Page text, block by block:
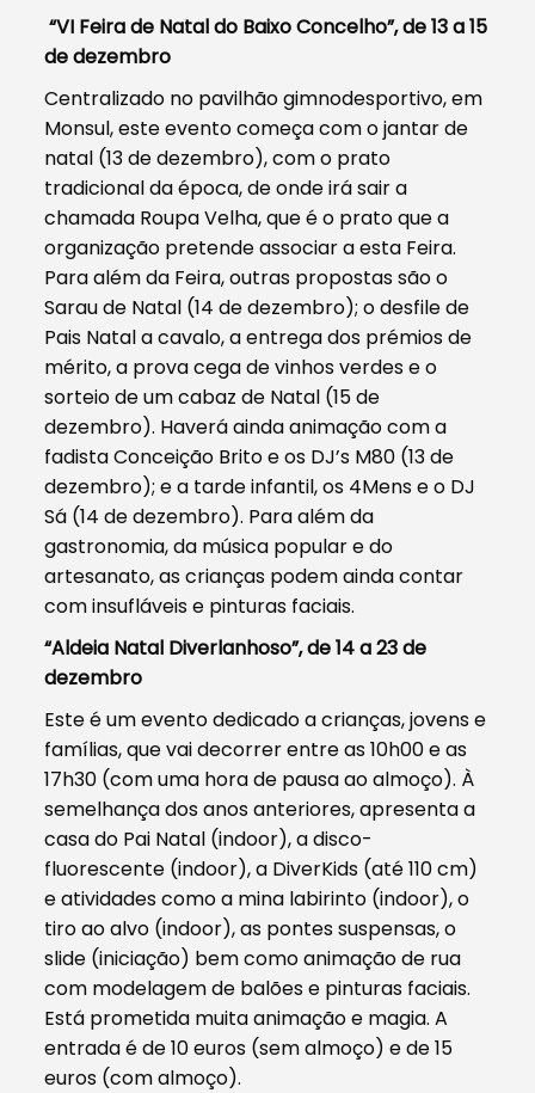
“VI Feira de Natal do Baixo Concelho”, de 13 a 15
de dezembro
Centralizado no pavilhão gimnodesportivo, em
Monsul, este evento começa com o jantar de
natal (13 de dezembro), com o prato
tradicional da época, de onde irá sair a
chamada Roupa Velha, que é o prato que a
organização pretende associar a esta Feira.
Para além da Feira, outras propostas são o
Sarau de Natal (14 de dezembro); o desfile de
Pais Natal a cavalo, a entrega dos prémios de
mérito, a prova cega de vinhos verdes e o
sorteio de um cabaz de Natal (15 de
dezembro). Haverá ainda animação com a
fadista Conceição Brito e os DJ’s M80 (13 de
dezembro); e a tarde infantil, os 4Mens e o DJ
Sá (14 de dezembro). Para além da
gastronomia, da música popular e do
artesanato, as crianças podem ainda contar
com insufláveis e pinturas faciais.
“Aldeia Natal Diverlanhoso”, de 14 a 23 de
dezembro
Este é um evento dedicado a crianças, jovens e
famílias, que vai decorrer entre as 10h00 e as
17h30 (com uma hora de pausa ao almoço). À
semelhança dos anos anteriores, apresenta a
casa do Pai Natal (indoor), a disco-
fluorescente (indoor), a DiverKids (até 110 cm)
e atividades como a mina labirinto (indoor), o
tiro ao alvo (indoor), as pontes suspensas, o
slide (iniciação) bem como animação de rua
com modelagem de balões e pinturas faciais.
Está prometida muita animação e magia. A
entrada é de 10 euros (sem almoço) e de 15
euros (com almoço).